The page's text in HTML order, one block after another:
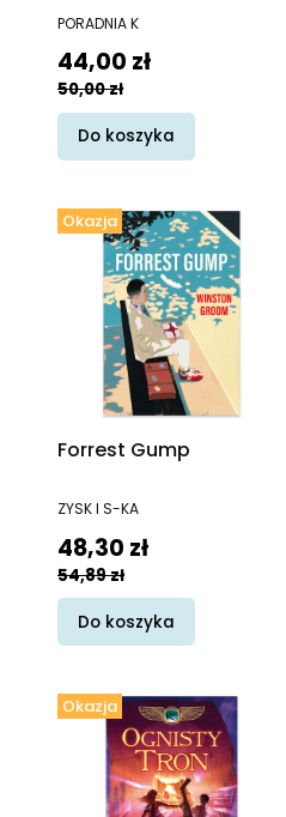
PRODUCENT
PORADNIA K
Cena promocyjna
44,00 zł
50,00 zł
Do koszyka
Okazja
Forrest Gump
PRODUCENT
ZYSK I S-KA
Cena promocyjna
48,30 zł
54,89 zł
Do koszyka
Okazja